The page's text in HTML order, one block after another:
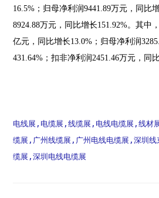
16.5%；归母净利润9441.89万元，同比
8924.88万元，同比增长151.92%。其中
亿元，同比增长13.0%；归母净利润
431.64%；扣非净利润2451.46万元，同
电线展,电缆展,线缆展,电线电缆展,线材
缆展,广州线缆展,广州电线电缆展,深圳
缆展,深圳电线电缆展